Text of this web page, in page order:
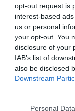
opt-out request is
interest-based
us or personal
your opt-out. You
disclosure of your
IAB’s list of
also be disclosed
Downstream
Personal
Ett nytt
jeg endelig
Mitt nåværende
Anonym -